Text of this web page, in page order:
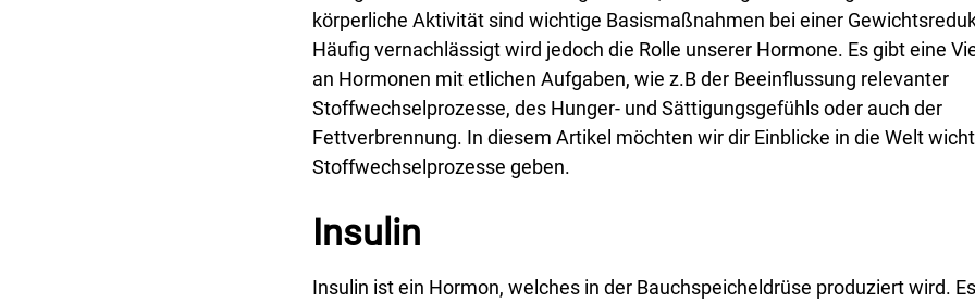
körperliche Aktivität sind wichtige Basismaßnahmen bei einer
Häufig vernachlässigt wird jedoch die Rolle unserer Hormone. Es gibt eine
an Hormonen mit etlichen Aufgaben, wie z.B der Beeinflussung relevanter
Stoffwechselprozesse, des Hunger- und Sättigungsgefühls oder auch der
Fettverbrennung. In diesem Artikel möchten wir dir Einblicke in die Welt
Stoffwechselprozesse geben.
Insulin
Insulin ist ein Hormon, welches in der Bauchspeicheldrüse produziert wird.